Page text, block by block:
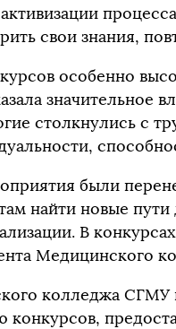
свои знания,
особенно
значительное
столкнулись с
были
найти новые пути
В
Медицинского
колледжа СГМУ
конкурсов,